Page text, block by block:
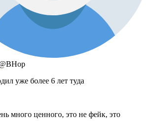
уже более 6 лет туда
много ценного, это не фейк, это